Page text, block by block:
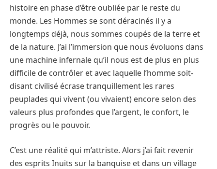
histoire en phase d’être oubliée par le reste du
monde. Les Hommes se sont déracinés il y a
longtemps déjà, nous sommes coupés de la terre et
de la nature. J’ai l’immersion que nous évoluons dans
une machine infernale qu’il nous est de plus en plus
difficile de contrôler et avec laquelle l’homme soit-
disant civilisé écrase tranquillement les rares
peuplades qui vivent (ou vivaient) encore selon des
valeurs plus profondes que l’argent, le confort, le
progrès ou le pouvoir.
C’est une réalité qui m’attriste. Alors j’ai fait revenir
des esprits Inuits sur la banquise et dans un village